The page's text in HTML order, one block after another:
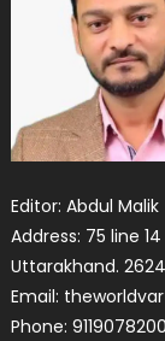
Editor: Abdul Malik
Address: 75 line
Uttarakhand.
Email:
Phone: 9119078200